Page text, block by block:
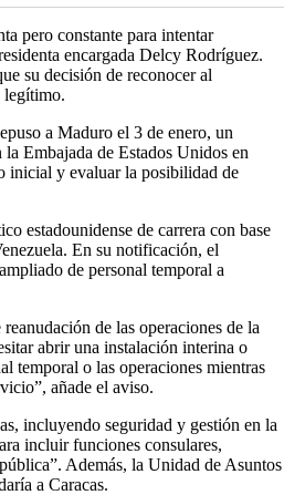
pero constante para intentar
encargada Delcy Rodríguez.
su decisión de reconocer al
legítimo.
a Maduro el 3 de enero, un
Embajada de Estados Unidos en
inicial y evaluar la posibilidad de
estadounidense de carrera con base
En su notificación, el
de personal temporal a
de las operaciones de la
abrir una instalación interina o
temporal o las operaciones mientras
añade el aviso.
incluyendo seguridad y gestión en la
incluir funciones consulares,
Además, la Unidad de Asuntos
a Caracas.